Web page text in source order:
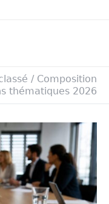
/ Composition
thématiques 2026